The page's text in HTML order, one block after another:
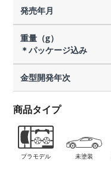
発売年月
重量（g）
＊パッケージ込み
金型開発年次
商品タイプ
プラモデル 未塗装